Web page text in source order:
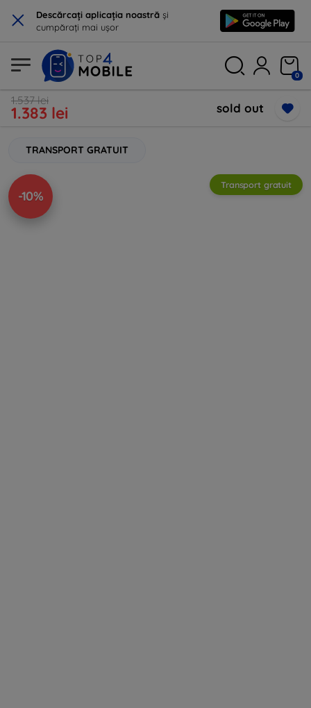
× Descărcați aplicația noastră și
cumpărați mai ușor
0
1.537 lei
1.383 lei sold out
TRANSPORT GRATUIT
-10%
Transport gratuit